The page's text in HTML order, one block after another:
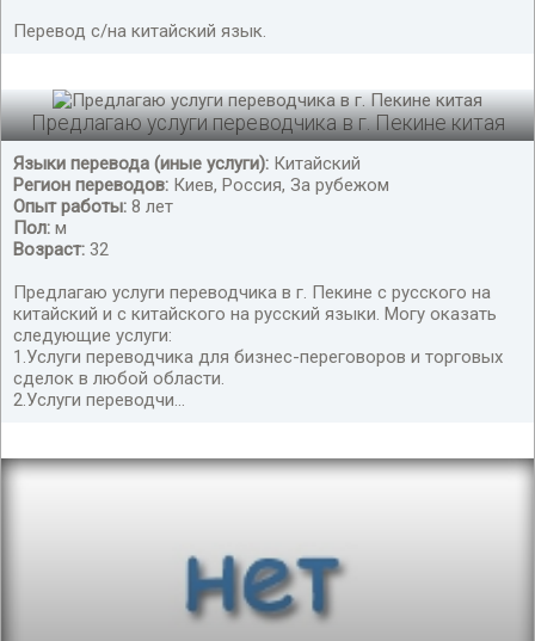
Перевод с/на китайский язык.
Предлагаю услуги переводчика в г. Пекине китая
Языки перевода (иные услуги): Китайский
Регион переводов: Киев, Россия, За рубежом
Опыт работы: 8 лет
Пол: м
Возраст: 32
Предлагаю услуги переводчика в г. Пекине с русского на
китайский и с китайского на русский языки. Могу оказать
следующие услуги:
1.Услуги переводчика для бизнес-переговоров и торговых
сделок в любой области.
2.Услуги переводчи...